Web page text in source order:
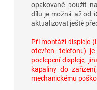
opakovaně použít
dílu je možná až od
aktualizovat ještě
Při montáži displeje
otevření telefonu)
podlepení displeje,
kapaliny do
mechanickému